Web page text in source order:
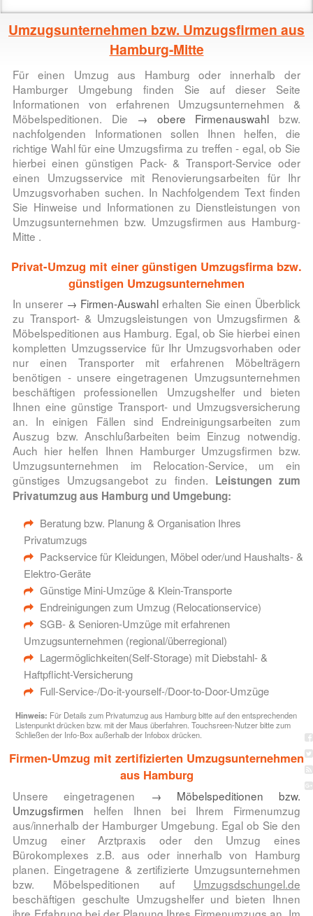
Umzugsunternehmen bzw. Umzugsfirmen aus
Hamburg-Mitte
Für einen Umzug aus Hamburg oder innerhalb der
Hamburger Umgebung finden Sie auf dieser Seite
Informationen von erfahrenen Umzugsunternehmen &
Möbelspeditionen. Die → obere Firmenauswahl bzw.
nachfolgenden Informationen sollen Ihnen helfen, die
richtige Wahl für eine Umzugsfirma zu treffen - egal, ob Sie
hierbei einen günstigen Pack- & Transport-Service oder
einen Umzugsservice mit Renovierungsarbeiten für Ihr
Umzugsvorhaben suchen. In Nachfolgendem Text finden
Sie Hinweise und Informationen zu Dienstleistungen von
Umzugsunternehmen bzw. Umzugsfirmen aus Hamburg-
Mitte .
Privat-Umzug mit einer günstigen Umzugsfirma bzw.
günstigen Umzugsunternehmen
In unserer → Firmen-Auswahl erhalten Sie einen Überblick
zu Transport- & Umzugsleistungen von Umzugsfirmen &
Möbelspeditionen aus Hamburg. Egal, ob Sie hierbei einen
kompletten Umzugsservice für Ihr Umzugsvorhaben oder
nur einen Transporter mit erfahrenen Möbelträgern
benötigen - unsere eingetragenen Umzugsunternehmen
beschäftigen professionellen Umzugshelfer und bieten
Ihnen eine günstige Transport- und Umzugsversicherung
an. In einigen Fällen sind Endreinigungsarbeiten zum
Auszug bzw. Anschlußarbeiten beim Einzug notwendig.
Auch hier helfen Ihnen Hamburger Umzugsfirmen bzw.
Umzugsunternehmen im Relocation-Service, um ein
günstiges Umzugsangebot zu finden. Leistungen zum
Privatumzug aus Hamburg und Umgebung:
Beratung bzw. Planung & Organisation Ihres
Privatumzugs
Packservice für Kleidungen, Möbel oder/und Haushalts- &
Elektro-Geräte
Günstige Mini-Umzüge & Klein-Transporte
Endreinigungen zum Umzug (Relocationservice)
SGB- & Senioren-Umzüge mit erfahrenen
Umzugsunternehmen (regional/überregional)
Lagermöglichkeiten(Self-Storage) mit Diebstahl- &
Haftpflicht-Versicherung
Full-Service-/Do-it-yourself-/Door-to-Door-Umzüge
Hinweis: Für Details zum Privatumzug aus Hamburg bitte auf den entsprechenden
Listenpunkt drücken bzw. mit der Maus überfahren. Touchsreen-Nutzer bitte zum
Schließen der Info-Box außerhalb der Infobox drücken.
Firmen-Umzug mit zertifizierten Umzugsunternehmen
aus Hamburg
Unsere eingetragenen
→ Möbelspeditionen bzw.
Umzugsfirmen helfen Ihnen bei Ihrem Firmenumzug
aus/innerhalb der Hamburger Umgebung. Egal ob Sie den
Umzug einer Arztpraxis oder den Umzug eines
Bürokomplexes z.B. aus oder innerhalb von Hamburg
planen. Eingetragene & zertifizierte Umzugsunternehmen
bzw. Möbelspeditionen auf Umzugsdschungel.de
beschäftigen geschulte Umzugshelfer und bieten Ihnen